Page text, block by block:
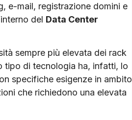
e-mail, registrazione domini e
del Data Center
sempre più elevata dei rack
tipo di tecnologia ha, infatti, lo
specifiche esigenze in ambito
che richiedono una elevata